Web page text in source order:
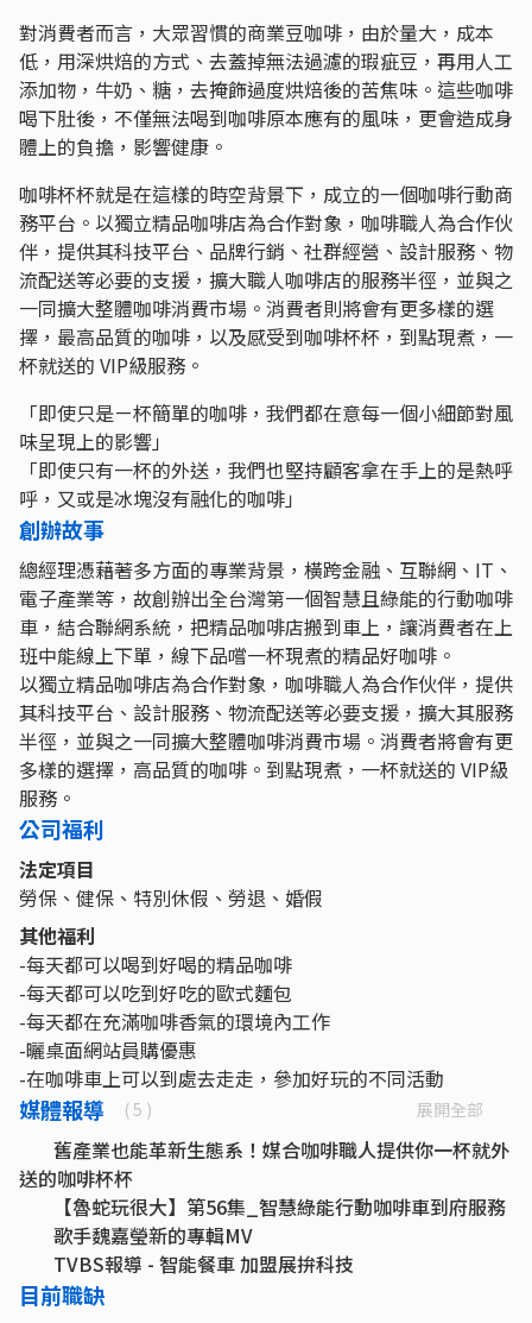
對消費者而言，大眾習慣的商業豆咖啡，由於量大，成本
低，用深烘焙的方式、去蓋掉無法過濾的瑕疵豆，再用人工
添加物，牛奶、糖，去掩飾過度烘焙後的苦焦味。這些咖啡
喝下肚後，不僅無法喝到咖啡原本應有的風味，更會造成身
體上的負擔，影響健康。
咖啡杯杯就是在這樣的時空背景下，成立的一個咖啡行動商
務平台。以獨立精品咖啡店為合作對象，咖啡職人為合作伙
伴，提供其科技平台、品牌行銷、社群經營、設計服務、物
流配送等必要的支援，擴大職人咖啡店的服務半徑，並與之
一同擴大整體咖啡消費市場。消費者則將會有更多樣的選
擇，最高品質的咖啡，以及感受到咖啡杯杯，到點現煮，一
杯就送的 VIP級服務。
「即使只是ㄧ杯簡單的咖啡，我們都在意每一個小細節對風
味呈現上的影響」
「即使只有一杯的外送，我們也堅持顧客拿在手上的是熱呼
呼，又或是冰塊沒有融化的咖啡」
創辦故事
總經理憑藉著多方面的專業背景，橫跨金融、互聯網、IT、
電子產業等，故創辦出全台灣第一個智慧且綠能的行動咖啡
車，結合聯網系統，把精品咖啡店搬到車上，讓消費者在上
班中能線上下單，線下品嚐一杯現煮的精品好咖啡。
以獨立精品咖啡店為合作對象，咖啡職人為合作伙伴，提供
其科技平台、設計服務、物流配送等必要支援，擴大其服務
半徑，並與之一同擴大整體咖啡消費市場。消費者將會有更
多樣的選擇，高品質的咖啡。到點現煮，一杯就送的 VIP級
服務。
公司福利
法定項目
勞保、健保、特別休假、勞退、婚假
其他福利
-每天都可以喝到好喝的精品咖啡
-每天都可以吃到好吃的歐式麵包
-每天都在充滿咖啡香氣的環境內工作
-曬桌面網站員購優惠
-在咖啡車上可以到處去走走，參加好玩的不同活動
媒體報導 ( 5 ) 展開全部
舊產業也能革新生態系！媒合咖啡職人提供你一杯就外
送的咖啡杯杯
【魯蛇玩很大】第56集_智慧綠能行動咖啡車到府服務
歌手魏嘉瑩新的專輯MV
TVBS報導 - 智能餐車 加盟展拚科技
【非凡新聞 關鍵對話】大數據打造新服務 迎第4波數位
目前職缺